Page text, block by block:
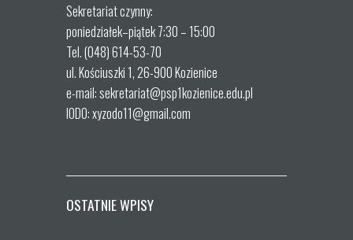
Sekretariat czynny:
poniedziałek–piątek 7:30 – 15:00
Tel. (048) 614-53-70
ul. Kościuszki 1, 26-900 Kozienice
e-mail: sekretariat@psp1kozienice.edu.pl
IODO: xyzodo11@gmail.com
OSTATNIE WPISY